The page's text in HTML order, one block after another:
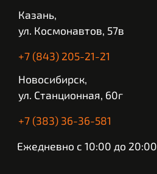
Казань,
ул. Космонавтов, 57в
+7 (843) 205-21-21
Новосибирск,
ул. Станционная, 60г
+7 (383) 36-36-581
Ежедневно с 10:00 до 20:00